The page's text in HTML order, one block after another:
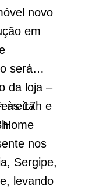
novo
em
será
da loja –
às 17h e
nos
Sergipe,
levando